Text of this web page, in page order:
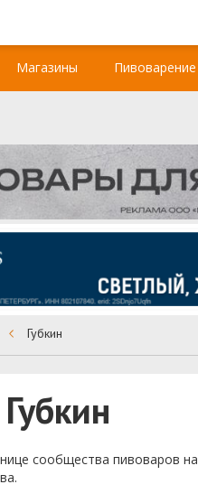
Магазины Пивоварение
Губкин
сообщества пивоваров